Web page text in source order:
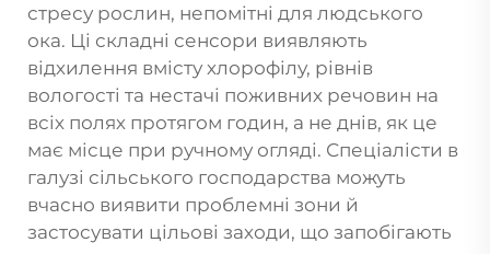
стресу рослин, непомітні для людського
ока. Ці складні сенсори виявляють
відхилення вмісту хлорофілу, рівнів
вологості та нестачі поживних речовин на
всіх полях протягом годин, а не днів, як це
має місце при ручному огляді. Спеціалісти в
галузі сільського господарства можуть
вчасно виявити проблемні зони й
застосувати цільові заходи, що запобігають